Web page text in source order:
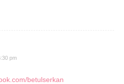
pm
betulserkan